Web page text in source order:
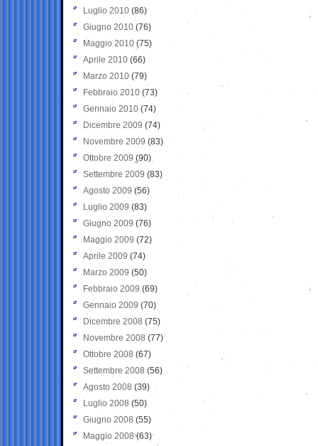
Luglio 2010 (86)
Giugno 2010 (76)
Maggio 2010 (75)
Aprile 2010 (66)
Marzo 2010 (79)
Febbraio 2010 (73)
Gennaio 2010 (74)
Dicembre 2009 (74)
Novembre 2009 (83)
Ottobre 2009 (90)
Settembre 2009 (83)
Agosto 2009 (56)
Luglio 2009 (83)
Giugno 2009 (76)
Maggio 2009 (72)
Aprile 2009 (74)
Marzo 2009 (50)
Febbraio 2009 (69)
Gennaio 2009 (70)
Dicembre 2008 (75)
Novembre 2008 (77)
Ottobre 2008 (67)
Settembre 2008 (56)
Agosto 2008 (39)
Luglio 2008 (50)
Giugno 2008 (55)
Maggio 2008(63)